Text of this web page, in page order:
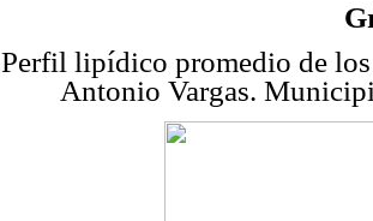
Perfil lipídico promedio de los
Antonio Vargas.